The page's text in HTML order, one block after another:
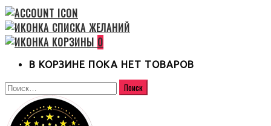
0
В КОРЗИНЕ ПОКА НЕТ ТОВАРОВ